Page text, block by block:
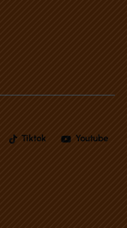
Tiktok Youtube